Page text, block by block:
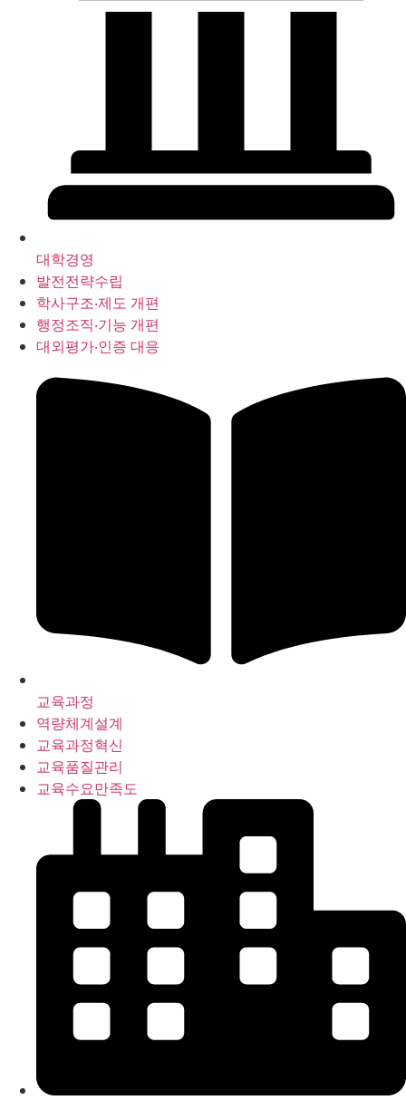
대학경영
발전전략수립
학사구조‧제도 개편
행정조직‧기능 개편
대외평가‧인증 대응
교육과정
역량체계설계
교육과정혁신
교육품질관리
교육수요만족도